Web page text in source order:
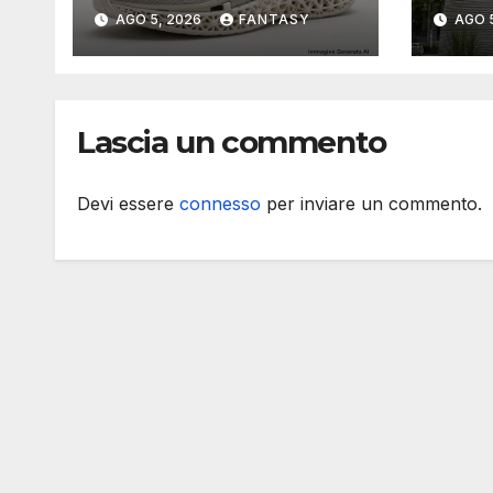
stampata in 3D
AGO 5, 2026 FANTASY
del
AGO
Lascia un commento
Devi essere connesso per inviare un commento.